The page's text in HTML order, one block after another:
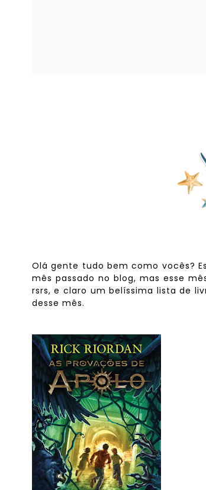
Olá gente tudo bem como vocês?
mês passado no blog, mas esse
rsrs, e claro um belíssima lista de
desse mês.